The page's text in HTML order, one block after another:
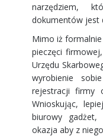
narzędziem,
dokumentów jest
Mimo iż
pieczęci
Urzędu
wyrobienie
rejestracji firmy
Wnioskując,
biurowy
okazja aby z